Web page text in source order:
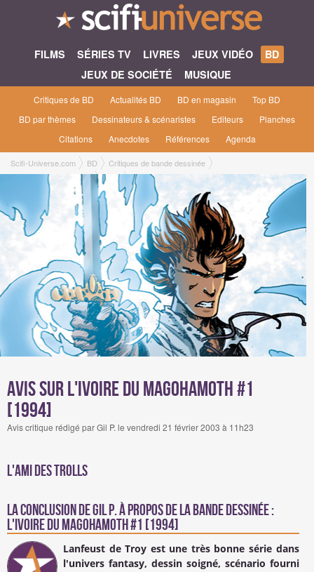
FILMS SÉRIES TV LIVRES JEUX VIDÉO
BD
JEUX DE SOCIÉTÉ
MUSIQUE
Critiques de BD Actualités BD BD en magasin
Top BD
BD par thèmes
Dessinateurs & scénaristes Editeurs
Planches
Citations
Anecdotes Références Agenda
Scifi-Universe.com BD
Critiques de bande dessinée
L'Ivoire du Magohamoth
Gil P.
Avis sur L'Ivoire du Magohamoth #1
[1994]
Avis critique rédigé par Gil P. le vendredi 21 février 2003 à 11h23
l'ami des Trolls
La conclusion deGil P.à propos de la Bande Dessinée :
L'Ivoire du Magohamoth #1 [1994]
Lanfeust de Troy est une très bonne série dans
l'univers fantasy, dessin soigné, scénario fourni